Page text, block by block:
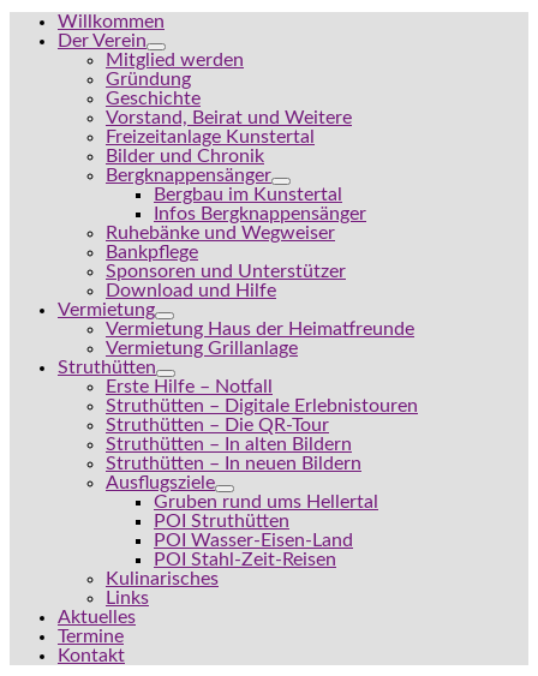
Willkommen
Der Verein
Mitglied werden
Gründung
Geschichte
Vorstand, Beirat und Weitere
Freizeitanlage Kunstertal
Bilder und Chronik
Bergknappensänger
Bergbau im Kunstertal
Infos Bergknappensänger
Ruhebänke und Wegweiser
Bankpflege
Sponsoren und Unterstützer
Download und Hilfe
Vermietung
Vermietung Haus der Heimatfreunde
Vermietung Grillanlage
Struthütten
Erste Hilfe – Notfall
Struthütten – Digitale Erlebnistouren
Struthütten – Die QR-Tour
Struthütten – In alten Bildern
Struthütten – In neuen Bildern
Ausflugsziele
Gruben rund ums Hellertal
POI Struthütten
POI Wasser-Eisen-Land
POI Stahl-Zeit-Reisen
Kulinarisches
Links
Aktuelles
Termine
Kontakt